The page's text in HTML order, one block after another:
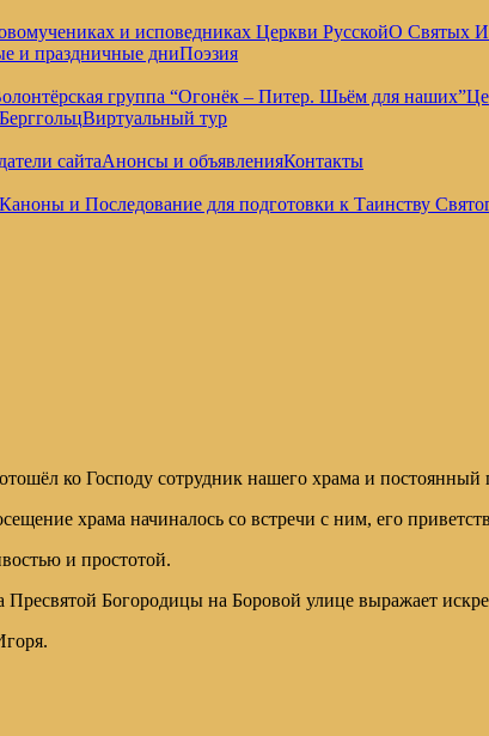
и исповедниках Церкви РусскойО Святых
и праздничные дниПоэзия
группа “Огонёк – Питер. Шьём для наших”
Виртуальный тур
сайтаАнонсы и объявленияКонтакты
Каноны и Последование для подготовки к Таинству
ко Господу сотрудник нашего храма и
храма начиналось со встречи с ним, его
и простотой.
Богородицы на Боровой улице выражает